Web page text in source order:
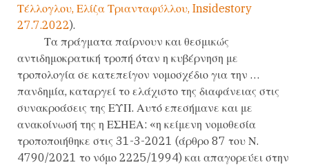
Τέλλογλου, Ελίζα Τριανταφύλλου, Insidestory
27.7.2022).
Τα πράγματα παίρνουν και θεσμικώς
αντιδημοκρατική τροπή όταν η κυβέρνηση με
τροπολογία σε κατεπείγον νομοσχέδιο για την …
πανδημία, καταργεί το ελάχιστο της διαφάνειας στις
συνακροάσεις της ΕΥΠ. Αυτό επεσήμανε και με
ανακοίνωσή της η ΕΣΗΕΑ: «η κείμενη νομοθεσία
τροποποιήθηκε στις 31-3-2021 (άρθρο 87 του Ν.
4790/2021 το νόμο 2225/1994) και απαγορεύει στην